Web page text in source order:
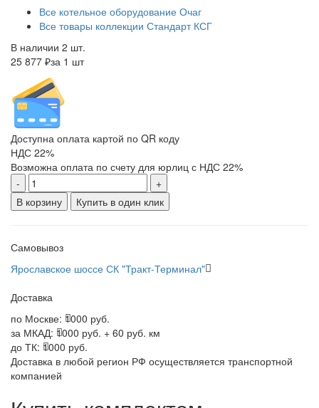
Все котельное оборудование Очаг
Все товары коллекции Стандарт КСГ
В наличии 2 шт.
25 877 ₽за 1 шт
Доступна оплата картой по QR коду
НДС 22%
Возможна оплата по счету для юрлиц с НДС 22%
-
+
В корзину
Купить в один клик
Самовывоз
Ярославское шоссе СК "Тракт-Терминал"
Доставка
по Москве: 1000 руб.
за МКАД: 1000 руб. + 60 руб. км
до ТК: 1000 руб.
Доставка в любой регион РФ осуществляется транспортной
компанией